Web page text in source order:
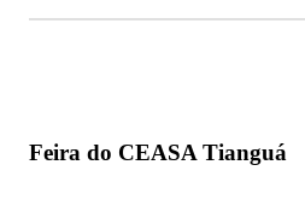
Feira do CEASA Tianguá